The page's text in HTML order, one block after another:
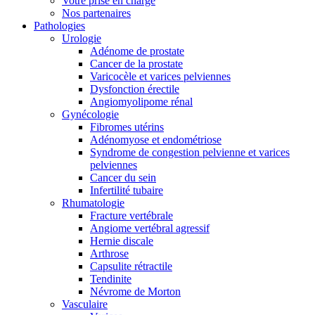
Nos partenaires
Pathologies
Urologie
Adénome de prostate
Cancer de la prostate
Varicocèle et varices pelviennes
Dysfonction érectile
Angiomyolipome rénal
Gynécologie
Fibromes utérins
Adénomyose et endométriose
Syndrome de congestion pelvienne et varices
pelviennes
Cancer du sein
Infertilité tubaire
Rhumatologie
Fracture vertébrale
Angiome vertébral agressif
Hernie discale
Arthrose
Capsulite rétractile
Tendinite
Névrome de Morton
Vasculaire